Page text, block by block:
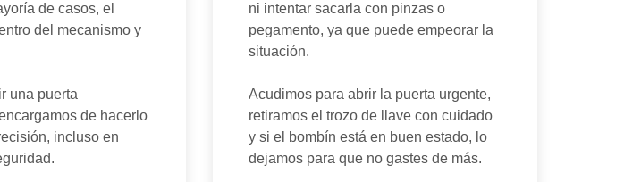
de casos, el
del mecanismo y
una puerta
de hacerlo
incluso en
ni intentar sacarla con pinzas o
pegamento, ya que puede empeorar la
situación.
Acudimos para abrir la puerta urgente,
retiramos el trozo de llave con cuidado
y si el bombín está en buen estado, lo
dejamos para que no gastes de más.